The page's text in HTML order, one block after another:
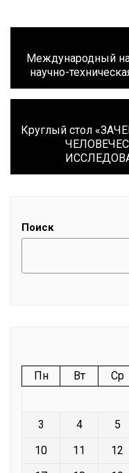
записям
Международный
научно-
Круглый стол
Поиск
Пн Вт Ср
3
4 5
10
11 12